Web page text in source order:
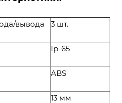
вывода 3 шт.
Ip-65
ABS
13 мм